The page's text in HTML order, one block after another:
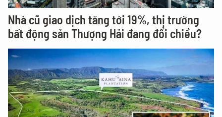
Nhà cũ giao dịch tăng tới 19%, thị trường
bất động sản Thượng Hải đang đổi chiều?